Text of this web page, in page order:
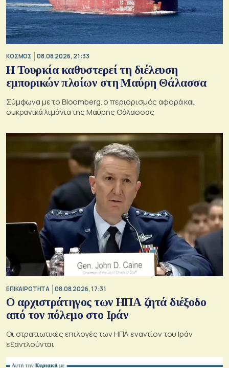
ΚΟΣΜΟΣ 08.08.2026, 21:33
Η Τουρκία καθυστερεί τη διέλευση
εμπορικών πλοίων στη Μαύρη Θάλασσα
Σύμφωνα με το Bloomberg. ο περιορισμός αφορά και
ουκρανικά λιμάνια της Μαύρης Θάλασσας
ΕΠΙΚΑΙΡΟΤΗΤΑ 08.08.2026, 17:31
Ο αρχιστράτηγος των ΗΠΑ ζητά διέξοδο
από τον πόλεμο στο Ιράν
Οι στρατιωτικές επιλογές των ΗΠΑ εναντίον του Ιράν
εξαντλούνται